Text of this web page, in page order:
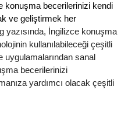
konuşma becerilerinizi kendi
ve geliştirmek her
yazısında, İngilizce konuşma
kullanılabileceği çeşitli
sanal
becerilerinizi
yardımcı olacak çeşitli